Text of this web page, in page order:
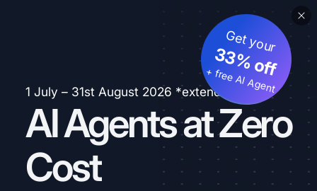
1 July – 31st August 2026 *extended
AI Agents at Zero
Cost
Get your
33% off
+ free AI Agent